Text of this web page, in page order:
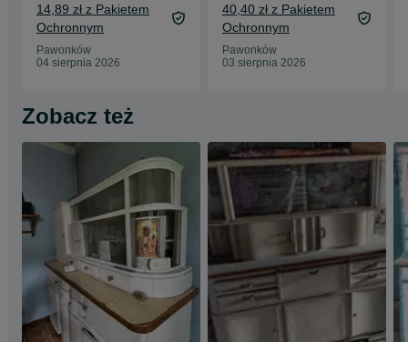
14,89 zł z Pakietem
Ochronnym
Pawonków
04 sierpnia 2026
40,40 zł z Pakietem
Ochronnym
Pawonków
03 sierpnia 2026
Zobacz też